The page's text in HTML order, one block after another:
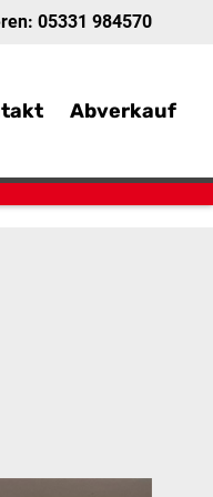
05331 984570
Abverkauf